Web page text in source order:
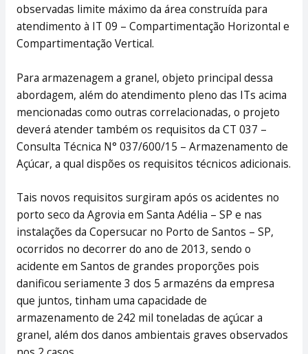
observadas limite máximo da área construída para
atendimento à IT 09 – Compartimentação Horizontal e
Compartimentação Vertical.
Para armazenagem a granel, objeto principal dessa
abordagem, além do atendimento pleno das ITs acima
mencionadas como outras correlacionadas, o projeto
deverá atender também os requisitos da CT 037 –
Consulta Técnica N° 037/600/15 – Armazenamento de
Açúcar, a qual dispões os requisitos técnicos adicionais.
Tais novos requisitos surgiram após os acidentes no
porto seco da Agrovia em Santa Adélia – SP e nas
instalações da Copersucar no Porto de Santos – SP,
ocorridos no decorrer do ano de 2013, sendo o
acidente em Santos de grandes proporções pois
danificou seriamente 3 dos 5 armazéns da empresa
que juntos, tinham uma capacidade de
armazenamento de 242 mil toneladas de açúcar a
granel, além dos danos ambientais graves observados